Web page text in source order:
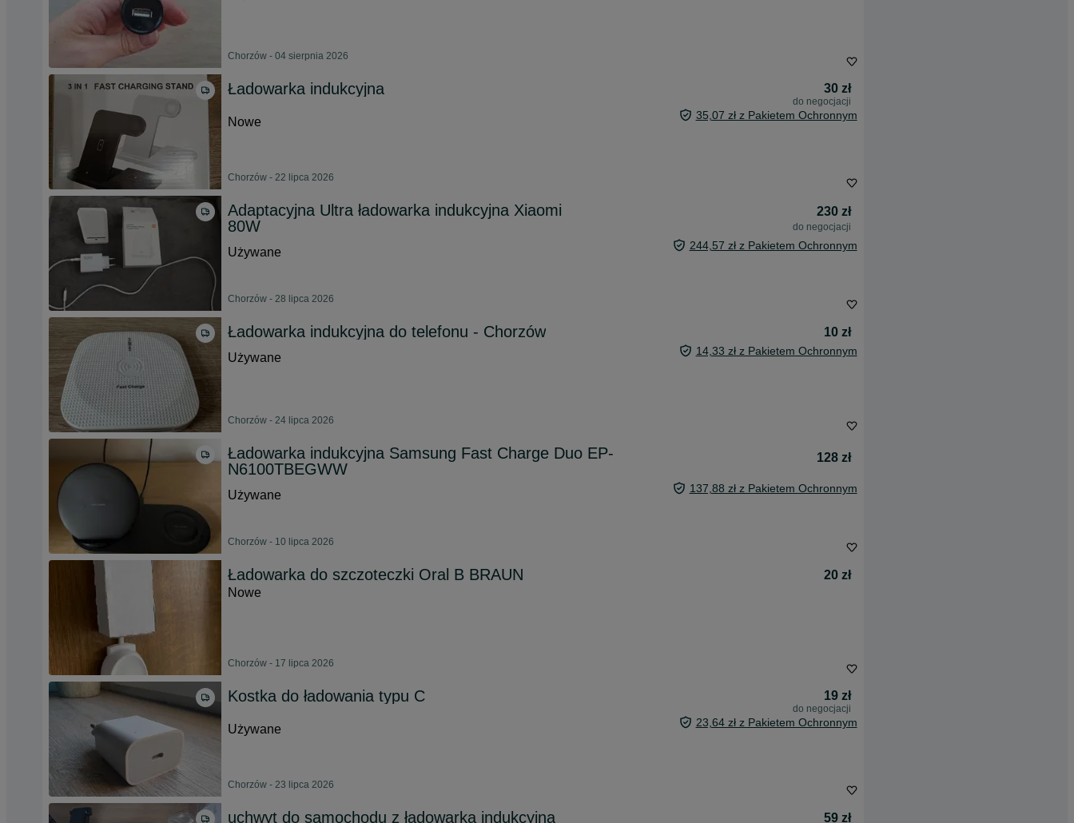
Chorzów - 04 sierpnia 2026
Ładowarka indukcyjna 30 zł
do negocjacji
Nowe 35,07 zł z Pakietem Ochronnym
Chorzów - 22 lipca 2026
Adaptacyjna Ultra ładowarka indukcyjna Xiaomi
80W
230 zł
do negocjacji
Używane 244,57 zł z Pakietem Ochronnym
Chorzów - 28 lipca 2026
Ładowarka indukcyjna do telefonu - Chorzów
10 zł
Używane
14,33 zł z Pakietem Ochronnym
Chorzów - 24 lipca 2026
Ładowarka indukcyjna Samsung Fast Charge Duo EP-
N6100TBEGWW
128 zł
Używane 137,88 zł z Pakietem Ochronnym
Chorzów - 10 lipca 2026
Ładowarka do szczoteczki Oral B BRAUN
20 zł
Nowe
Chorzów - 17 lipca 2026
Kostka do ładowania typu C 19 zł
do negocjacji
Używane 23,64 zł z Pakietem Ochronnym
Chorzów - 23 lipca 2026
uchwyt do samochodu z ładowarką indukcyjną 59 zł